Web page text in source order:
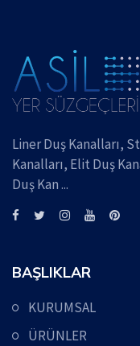
Liner Duş Kanalları,
Kanalları, Elit Duş
Duş Kan ...
BAŞLIKLAR
KURUMSAL
ÜRÜNLER